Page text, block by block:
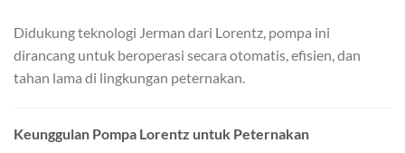
Didukung teknologi Jerman dari Lorentz, pompa ini
dirancang untuk beroperasi secara otomatis, efisien, dan
tahan lama di lingkungan peternakan.
Keunggulan Pompa Lorentz untuk Peternakan